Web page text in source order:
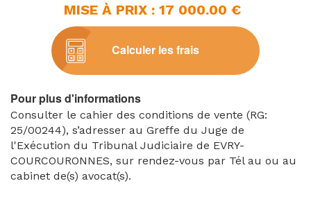
MISE À PRIX : 17 000.00 €
Calculer les frais
Pour plus d'informations
Consulter le cahier des conditions de vente (RG:
25/00244), s’adresser au Greffe du Juge de
l'Exécution du Tribunal Judiciaire de EVRY-
COURCOURONNES, sur rendez-vous par Tél au ou au
cabinet de(s) avocat(s).